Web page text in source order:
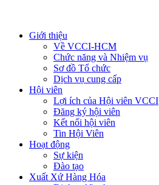
Giới thiệu
Về VCCI-HCM
Chức năng và Nhiệm vụ
Sơ đồ Tổ chức
Dịch vụ cung cấp
Hội viên
Lợi ích của Hội viên VCCI
Đăng ký hội viên
Kết nối hội viên
Tin Hội Viên
Hoạt động
Sự kiện
Đào tạo
Xuất Xứ Hàng Hóa